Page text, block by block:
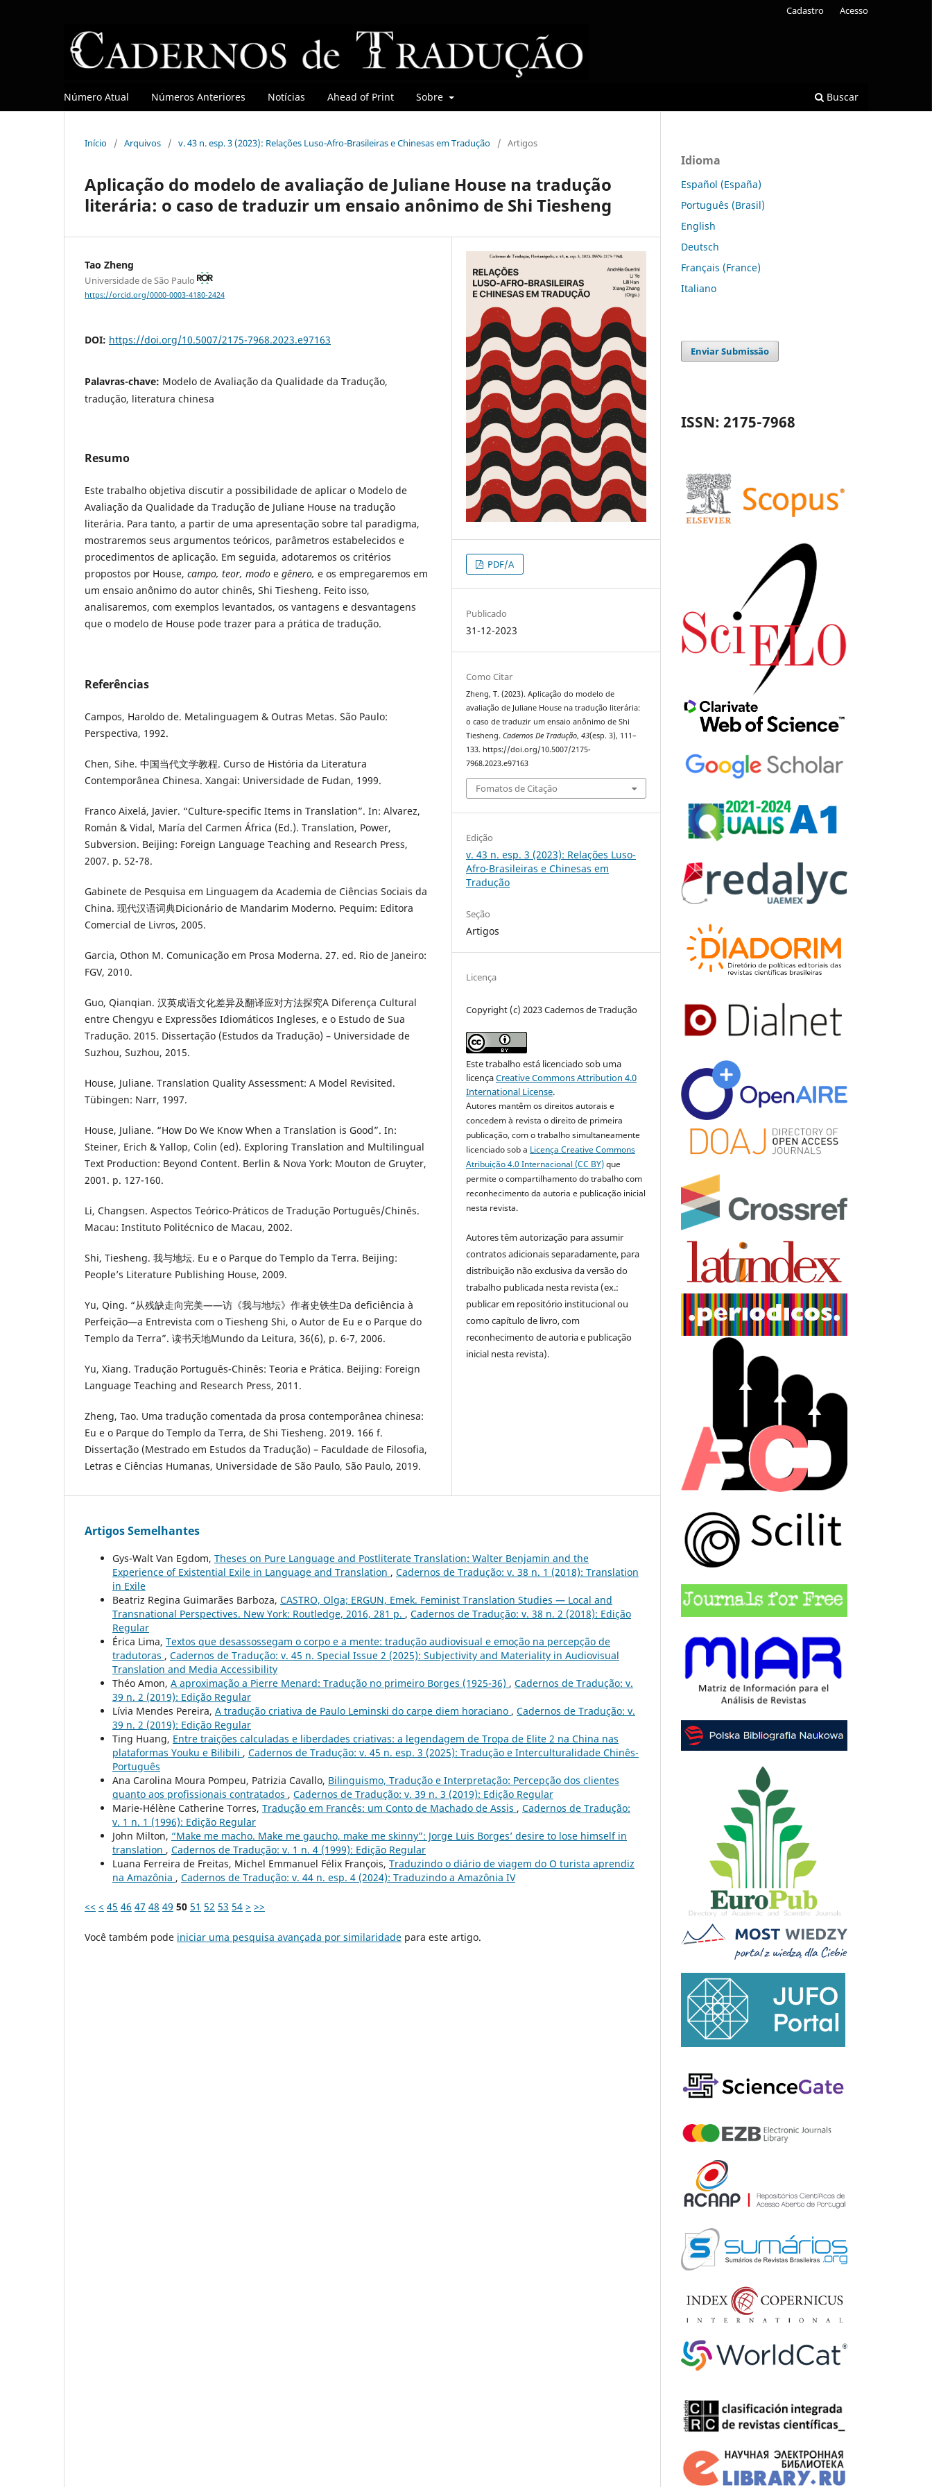
Número Atual Números Anteriores Notícias Ahead of Print Sobre Buscar
Cadastro Acesso
Início / Arquivos / v. 43 n. esp. 3 (2023): Relações Luso-Afro-Brasileiras e Chinesas em Tradução / Artigos
Aplicação do modelo de avaliação de Juliane House na tradução
literária: o caso de traduzir um ensaio anônimo de Shi Tiesheng
Tao Zheng
Universidade de São Paulo
https://orcid.org/0000-0003-4180-2424
DOI: https://doi.org/10.5007/2175-7968.2023.e97163
Palavras-chave: Modelo de Avaliação da Qualidade da Tradução,
tradução, literatura chinesa
Resumo
Este trabalho objetiva discutir a possibilidade de aplicar o Modelo de
Avaliação da Qualidade da Tradução de Juliane House na tradução
literária. Para tanto, a partir de uma apresentação sobre tal paradigma,
mostraremos seus argumentos teóricos, parâmetros estabelecidos e
procedimentos de aplicação. Em seguida, adotaremos os critérios
propostos por House, campo, teor, modo e gênero, e os empregaremos em
um ensaio anônimo do autor chinês, Shi Tiesheng. Feito isso,
analisaremos, com exemplos levantados, os vantagens e desvantagens
que o modelo de House pode trazer para a prática de tradução.
Referências
Campos, Haroldo de. Metalinguagem & Outras Metas. São Paulo:
Perspectiva, 1992.
Chen, Sihe. 中国当代文学教程. Curso de História da Literatura
Contemporânea Chinesa. Xangai: Universidade de Fudan, 1999.
Franco Aixelá, Javier. “Culture-specific Items in Translation”. In: Alvarez,
Román & Vidal, María del Carmen África (Ed.). Translation, Power,
Subversion. Beijing: Foreign Language Teaching and Research Press,
2007. p. 52-78.
Gabinete de Pesquisa em Linguagem da Academia de Ciências Sociais da
China. 现代汉语词典Dicionário de Mandarim Moderno. Pequim: Editora
Comercial de Livros, 2005.
Garcia, Othon M. Comunicação em Prosa Moderna. 27. ed. Rio de Janeiro:
FGV, 2010.
Guo, Qianqian. 汉英成语文化差异及翻译应对方法探究A Diferença Cultural
entre Chengyu e Expressões Idiomáticos Ingleses, e o Estudo de Sua
Tradução. 2015. Dissertação (Estudos da Tradução) – Universidade de
Suzhou, Suzhou, 2015.
House, Juliane. Translation Quality Assessment: A Model Revisited.
Tübingen: Narr, 1997.
House, Juliane. “How Do We Know When a Translation is Good”. In:
Steiner, Erich & Yallop, Colin (ed). Exploring Translation and Multilingual
Text Production: Beyond Content. Berlin & Nova York: Mouton de Gruyter,
2001. p. 127-160.
Li, Changsen. Aspectos Teórico-Práticos de Tradução Português/Chinês.
Macau: Instituto Politécnico de Macau, 2002.
Shi, Tiesheng. 我与地坛. Eu e o Parque do Templo da Terra. Beijing:
People’s Literature Publishing House, 2009.
Yu, Qing. “从残缺走向完美——访《我与地坛》作者史铁生Da deficiência à
Perfeição—a Entrevista com o Tiesheng Shi, o Autor de Eu e o Parque do
Templo da Terra”. 读书天地Mundo da Leitura, 36(6), p. 6-7, 2006.
Yu, Xiang. Tradução Português-Chinês: Teoria e Prática. Beijing: Foreign
Language Teaching and Research Press, 2011.
Zheng, Tao. Uma tradução comentada da prosa contemporânea chinesa:
Eu e o Parque do Templo da Terra, de Shi Tiesheng. 2019. 166 f.
Dissertação (Mestrado em Estudos da Tradução) – Faculdade de Filosofia,
Letras e Ciências Humanas, Universidade de São Paulo, São Paulo, 2019.
PDF/A
Publicado
31-12-2023
Como Citar
Zheng, T. (2023). Aplicação do modelo de
avaliação de Juliane House na tradução literária:
o caso de traduzir um ensaio anônimo de Shi
Tiesheng.Cadernos De Tradução,43(esp. 3), 111–
133. https://doi.org/10.5007/2175-
7968.2023.e97163
Fomatos de Citação
Edição
v. 43 n. esp. 3 (2023): Relações Luso-
Afro-Brasileiras e Chinesas em
Tradução
Seção
Artigos
Licença
Copyright (c) 2023 Cadernos de Tradução
Este trabalho está licenciado sob uma
licençaCreative Commons Attribution 4.0
International License.
Autores mantêm os direitos autorais e
concedem à revista o direito de primeira
publicação, com o trabalho simultaneamente
licenciado sob a Licença Creative Commons
Atribuição 4.0 Internacional (CC BY)que
permite o compartilhamento do trabalho com
reconhecimento da autoria e publicação inicial
nesta revista.
Autores têm autorização para assumir
contratos adicionais separadamente, para
distribuição não exclusiva da versão do
trabalho publicada nesta revista (ex.:
publicar em repositório institucional ou
como capítulo de livro, com
reconhecimento de autoria e publicação
inicial nesta revista).
Artigos Semelhantes
Gys-Walt Van Egdom, Theses on Pure Language and Postliterate Translation: Walter Benjamin and the
Experience of Existential Exile in Language and Translation , Cadernos de Tradução: v. 38 n. 1 (2018): Translation
in Exile
Beatriz Regina Guimarães Barboza, CASTRO, Olga; ERGUN, Emek. Feminist Translation Studies — Local and
Transnational Perspectives. New York: Routledge, 2016, 281 p. , Cadernos de Tradução: v. 38 n. 2 (2018): Edição
Regular
Érica Lima, Textos que desassossegam o corpo e a mente: tradução audiovisual e emoção na percepção de
tradutoras , Cadernos de Tradução: v. 45 n. Special Issue 2 (2025): Subjectivity and Materiality in Audiovisual
Translation and Media Accessibility
Théo Amon, A aproximação a Pierre Menard: Tradução no primeiro Borges (1925-36) , Cadernos de Tradução: v.
39 n. 2 (2019): Edição Regular
Lívia Mendes Pereira, A tradução criativa de Paulo Leminski do carpe diem horaciano , Cadernos de Tradução: v.
39 n. 2 (2019): Edição Regular
Ting Huang, Entre traições calculadas e liberdades criativas: a legendagem de Tropa de Elite 2 na China nas
plataformas Youku e Bilibili , Cadernos de Tradução: v. 45 n. esp. 3 (2025): Tradução e Interculturalidade Chinês-
Português
Ana Carolina Moura Pompeu, Patrizia Cavallo, Bilinguismo, Tradução e Interpretação: Percepção dos clientes
quanto aos profissionais contratados , Cadernos de Tradução: v. 39 n. 3 (2019): Edição Regular
Marie-Hélène Catherine Torres, Tradução em Francês: um Conto de Machado de Assis , Cadernos de Tradução:
v. 1 n. 1 (1996): Edição Regular
John Milton, “Make me macho. Make me gaucho, make me skinny”: Jorge Luis Borges’ desire to lose himself in
translation , Cadernos de Tradução: v. 1 n. 4 (1999): Edição Regular
Luana Ferreira de Freitas, Michel Emmanuel Félix François, Traduzindo o diário de viagem do O turista aprendiz
na Amazônia , Cadernos de Tradução: v. 44 n. esp. 4 (2024): Traduzindo a Amazônia IV
<< < 45 46 47 48 49 50 51 52 53 54 > >>
Você também pode iniciar uma pesquisa avançada por similaridade para este artigo.
Idioma
Español (España)
Português (Brasil)
English
Deutsch
Français (France)
Italiano
Enviar Submissão
ISSN: 2175-7968